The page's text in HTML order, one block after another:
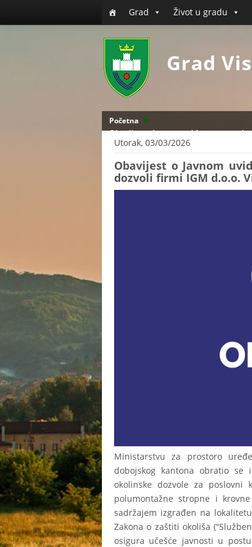
Grad Život u gradu
Grad
Početna
Obavijest o Javnom uvidu u postupak
Utorak, 03/03/2026
Obavijest o Javnom
dozvoli firmi IGM d.o.o.
Ministarstvu za prostoro
dobojskog kantona obratio se
okolinske dozvole za poslovni
polumontažne stropne i
sadržajem izgrađen na
Zakona o zaštiti okoliša
osigura učešće javnosti u